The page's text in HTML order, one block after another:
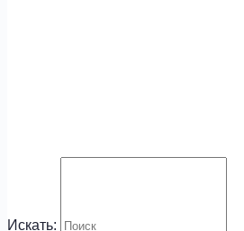
Искать: